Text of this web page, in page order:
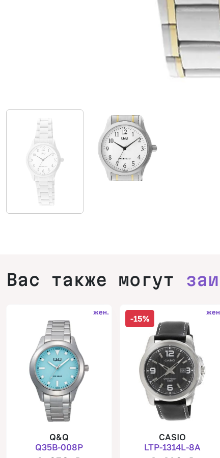
Вас также могут
жен.
Q&Q
Q35B-008P
-15%
CASIO
LTP-1314L-8A